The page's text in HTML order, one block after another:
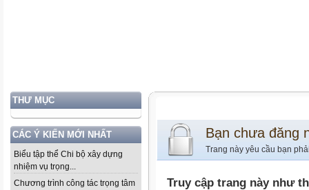
THƯ MỤC
CÁC Ý KIẾN MỚI NHẤT
Biểu tập thể Chi bộ xây dựng
nhiệm vụ trọng...
Chương trình công tác trọng tâm
Bạn chưa đăng
Trang này yêu cầu bạn
Truy cập trang này như